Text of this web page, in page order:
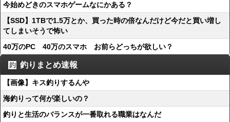
今始めどきのスマホゲームなにかある？
【SSD】1TBで1.5万とか、買った時の倍なんだけど今だと買い増し
てしまいそうで怖い
40万のPC 40万のスマホ お前らどっちが欲しい？
釣りまとめ速報
【画像】キス釣りするんや
海釣りって何が楽しいの？
釣りと生活のバランスが一番取れる職業はなんだ